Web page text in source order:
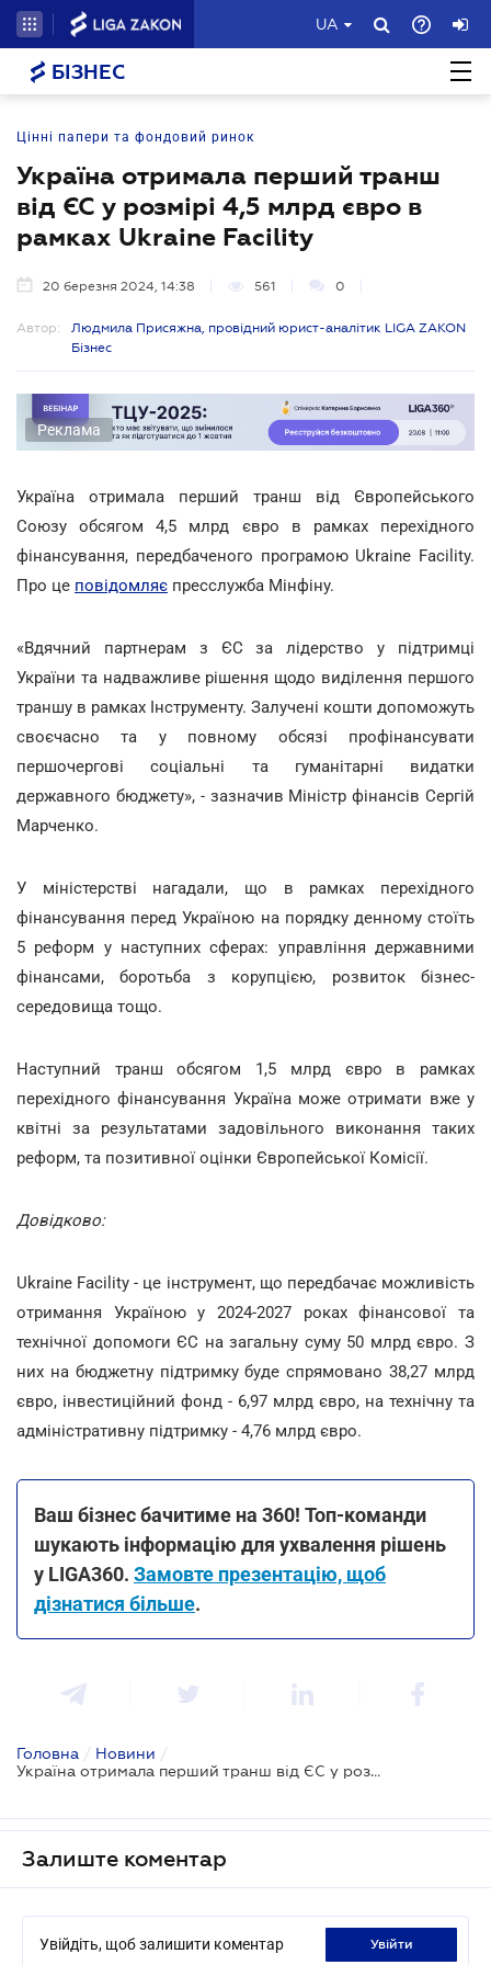
UA
БІЗНЕС
Цінні папери та фондовий ринок
Україна отримала перший транш
від ЄС у розмірі 4,5 млрд євро в
рамках Ukraine Facility
20 березня 2024, 14:38 561 0
Автор:
Людмила Присяжна, провідний юрист-аналітик LIGA ZAKON
Бізнес
Реклама
Україна отримала перший транш від Європейського
Союзу обсягом 4,5 млрд євро в рамках перехідного
фінансування, передбаченого програмою Ukraine Facility.
Про це повідомляє пресслужба Мінфіну.
«Вдячний партнерам з ЄС за лідерство у підтримці
України та надважливе рішення щодо виділення першого
траншу в рамках Інструменту. Залучені кошти допоможуть
своєчасно та у повному обсязі профінансувати
першочергові соціальні та гуманітарні видатки
державного бюджету», - зазначив Міністр фінансів Сергій
Марченко.
У міністерстві нагадали, що в рамках перехідного
фінансування перед Україною на порядку денному стоїть
5 реформ у наступних сферах: управління державними
фінансами, боротьба з корупцією, розвиток бізнес-
середовища тощо.
Наступний транш обсягом 1,5 млрд євро в рамках
перехідного фінансування Україна може отримати вже у
квітні за результатами задовільного виконання таких
реформ, та позитивної оцінки Європейської Комісії.
Довідково:
Ukraine Facility - це інструмент, що передбачає можливість
отримання Україною у 2024-2027 роках фінансової та
технічної допомоги ЄС на загальну суму 50 млрд євро. З
них на бюджетну підтримку буде спрямовано 38,27 млрд
євро, інвестиційний фонд - 6,97 млрд євро, на технічну та
адміністративну підтримку - 4,76 млрд євро.
Ваш бізнес бачитиме на 360! Топ-команди
шукають інформацію для ухвалення рішень
у LIGA360. Замовте презентацію, щоб
дізнатися більше.
Головна / Новини /
Україна отримала перший транш від ЄС у розмірі 4,5 млрд євро в рамках Ukraine Facility
Залиште коментар
Увійдіть, щоб залишити коментар увійти